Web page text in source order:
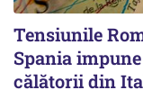
Tensiunile
Spania
călătorii din